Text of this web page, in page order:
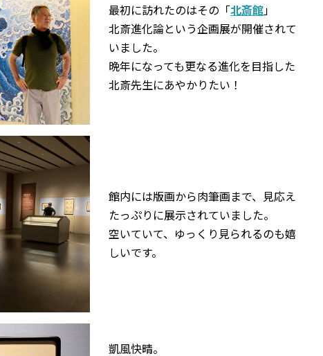
最初に訪れたのはその「北斎館」
北斎進化論という企画展が開催されて
いました。
晩年になっても更なる進化を目指した
北斎先生にあやかりたい！
館内には版画から肉筆画まで、見応え
たっぷりに展示されていました。
空いていて、ゆっくり見られるのも嬉
しいです。
凱風快晴。